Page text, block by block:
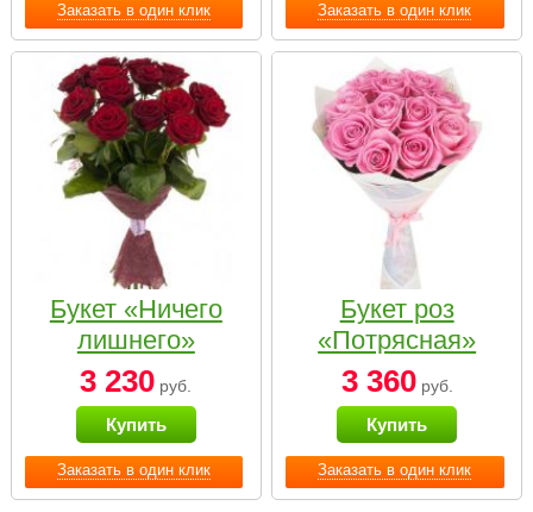
Заказать в один клик Заказать в один клик
Заказать в один клик
Букет «Ничего
лишнего»
3 230 руб.
Купить
Заказать в один клик
Букет роз
«Потрясная»
3 360руб.
Купить